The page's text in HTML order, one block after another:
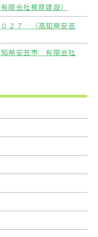
限会社梶原建設）
２７ （高知県安芸
知県安芸市 有限会社